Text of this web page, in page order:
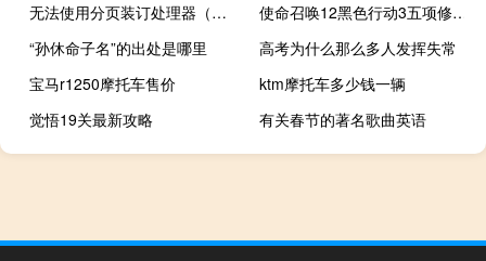
无法使用分页装订处理器（无法使用分组数据）
使命召唤12黑色行动3五项修改器 V1.0 绿色免费版（使命召唤12黑色行动3五项修改器 V1.0 绿色免费版功能简介）
“孙休命子名”的出处是哪里
高考为什么那么多人发挥失常
宝马r1250摩托车售价
ktm摩托车多少钱一辆
觉悟19关最新攻略
有关春节的著名歌曲英语